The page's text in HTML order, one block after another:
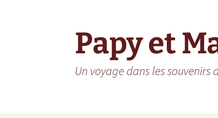
Papy et
Un voyage dans les souvenirs